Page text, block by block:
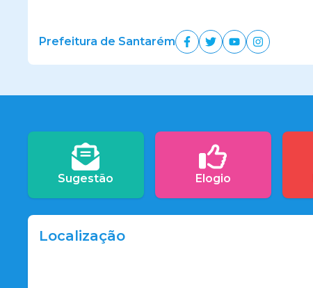
Prefeitura de Santarém
Sugestão Elogio
Localização